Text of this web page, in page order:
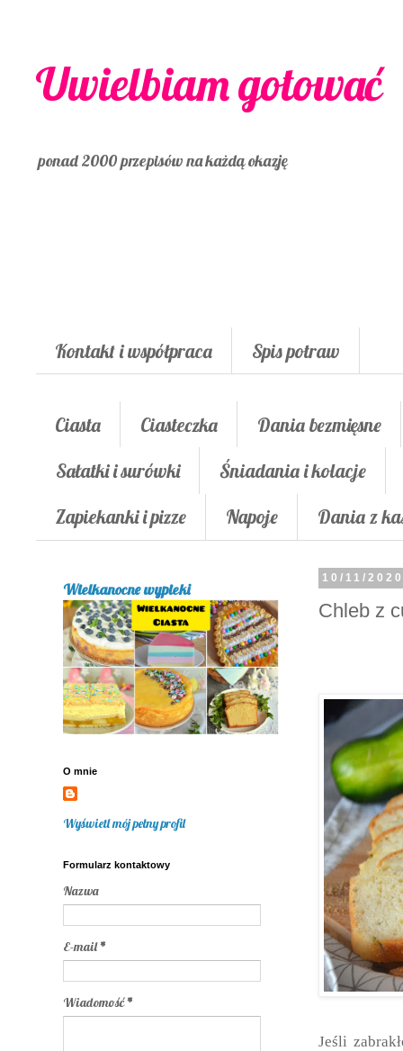
Uwielbiam gotować
ponad 2000 przepisów na każdą okazję
Kontakt i współpraca Spis potraw
Ciasta Ciasteczka
Dania bezmięsne
Sałatki i surówki
Śniadania i kolacje
Zapiekanki i pizze
Napoje Dania z
10/11/
Chleb z
Jeśli
Wielkanocne wypieki
O mnie
Wyświetl mój pełny profil
Formularz kontaktowy
Nazwa
E-mail*
Wiadomość*